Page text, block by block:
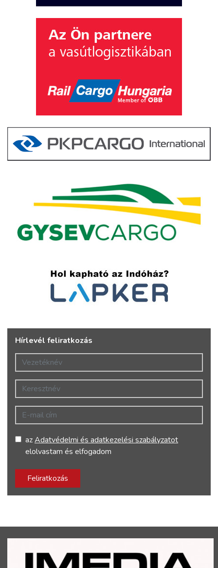
Hírlevél feliratkozás
Vezetéknév
Keresztnév
E-mail cím
azAdatvédelmi és adatkezelési szabályzatot
elolvastam és elfogadom
Feliratkozás